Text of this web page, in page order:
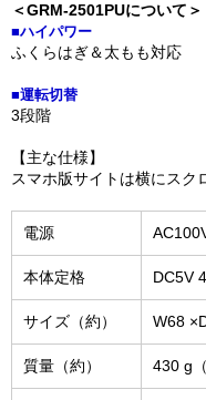
＜GRM-2501PUについて＞
■ハイパワー
ふくらはぎ＆太もも対応
■運転切替
3段階
【主な仕様】
スマホ版サイトは横にスク
電源
本体定格 DC5V
サイズ（約） W68
質量（約） 430 g